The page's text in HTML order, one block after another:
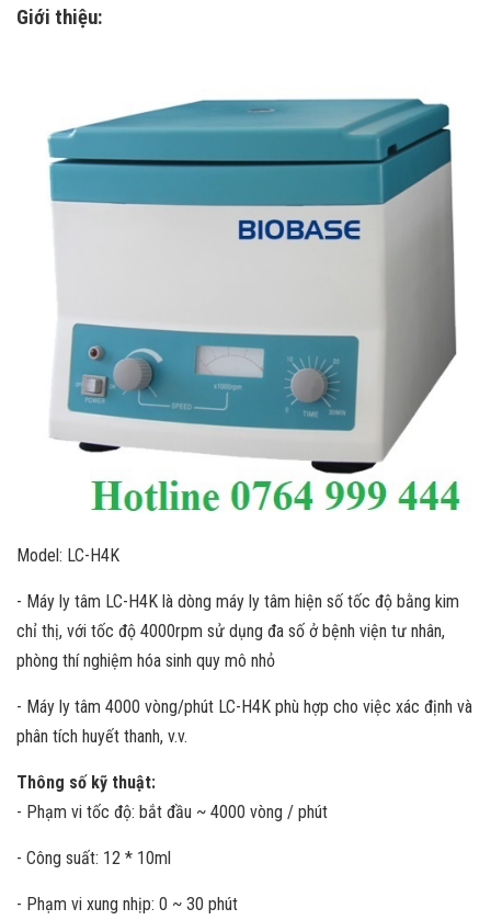
Giới thiệu:
Model: LC-H4K
- Máy ly tâm LC-H4K là dòng máy ly tâm hiện số tốc độ bằng kim
chỉ thị, với tốc độ 4000rpm sử dụng đa số ở bệnh viện tư nhân,
phòng thí nghiệm hóa sinh quy mô nhỏ
- Máy ly tâm 4000 vòng/phút LC-H4K phù hợp cho việc xác định và
phân tích huyết thanh, v.v.
Thông số kỹ thuật:
- Phạm vi tốc độ: bắt đầu ~ 4000 vòng / phút
- Công suất: 12 * 10ml
- Phạm vi xung nhịp: 0 ~ 30 phút